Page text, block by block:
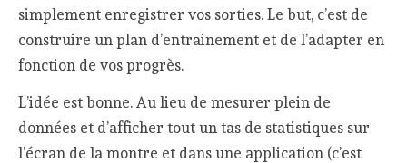
simplement enregistrer vos sorties. Le but, c’est de
construire un plan d’entrainement et de l’adapter en
fonction de vos progrès.
L’idée est bonne. Au lieu de mesurer plein de
données et d’afficher tout un tas de statistiques sur
l’écran de la montre et dans une application (c’est